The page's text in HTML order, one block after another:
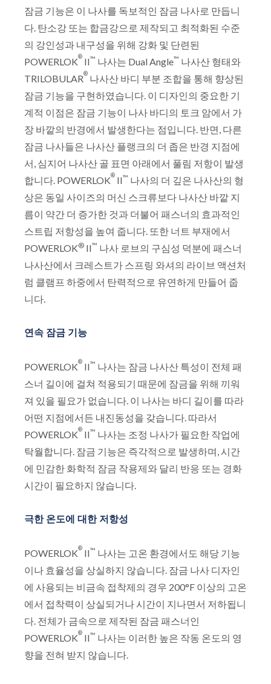
잠금 기능은 이 나사를 독보적인 잠금 나사로 만듭니
다. 탄소강 또는 합금강으로 제작되고 최적화된 수준
의 강인성과 내구성을 위해 강화 및 단련된
POWERLOK® II™ 나사는 Dual Angle™ 나사산 형태와
TRILOBULAR® 나사산 바디 부분 조합을 통해 향상된
잠금 기능을 구현하였습니다. 이 디자인의 중요한 기
계적 이점은 잠금 기능이 나사 바디의 토크 암에서 가
장 바깥의 반경에서 발생한다는 점입니다. 반면, 다른
잠금 나사들은 나사산 플랭크의 더 좁은 반경 지점에
서, 심지어 나사산 골 표면 아래에서 풀림 저항이 발생
합니다. POWERLOK® II™ 나사의 더 깊은 나사산의 형
상은 동일 사이즈의 머신 스크류보다 나사산 바깥 지
름이 약간 더 증가한 것과 더불어 패스너의 효과적인
스트립 저항성을 높여 줍니다. 또한 너트 부재에서
POWERLOK® II™ 나사 로브의 구심성 덕분에 패스너
나사산에서 크레스트가 스프링 와셔의 라이브 액션처
럼 클램프 하중에서 탄력적으로 유연하게 만들어 줍
니다.
연속 잠금 기능
POWERLOK® II™ 나사는 잠금 나사산 특성이 전체 패
스너 길이에 걸쳐 적용되기 때문에 잠금을 위해 끼워
져 있을 필요가 없습니다. 이 나사는 바디 길이를 따라
어떤 지점에서든 내진동성을 갖습니다. 따라서
POWERLOK® II™ 나사는 조정 나사가 필요한 작업에
탁월합니다. 잠금 기능은 즉각적으로 발생하며, 시간
에 민감한 화학적 잠금 작용제와 달리 반응 또는 경화
시간이 필요하지 않습니다.
극한 온도에 대한 저항성
POWERLOK® II™ 나사는 고온 환경에서도 해당 기능
이나 효율성을 상실하지 않습니다. 잠금 나사 디자인
에 사용되는 비금속 접착제의 경우 200°F 이상의 고온
에서 접착력이 상실되거나 시간이 지나면서 저하됩니
다. 전체가 금속으로 제작된 잠금 패스너인
POWERLOK® II™ 나사는 이러한 높은 작동 온도의 영
향을 전혀 받지 않습니다.